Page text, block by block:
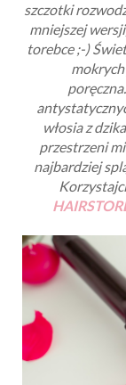
szczotki
mniejszej
torebce ;-)
mokrych
poręczna.
włosia z
przestrzeni
najbardziej